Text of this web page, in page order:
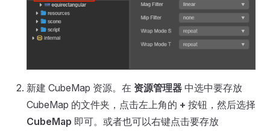
新建 CubeMap 资源。在 资源管理器 中选中要存放
CubeMap 的文件夹，点击左上角的 + 按钮，然后选择
CubeMap 即可。或者也可以右键点击要存放